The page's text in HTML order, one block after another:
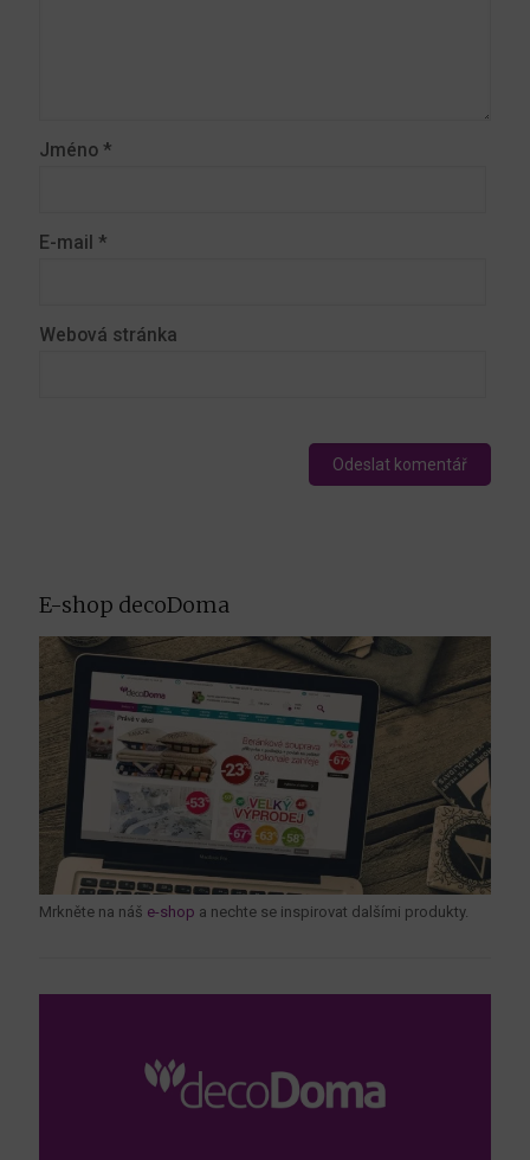
Jméno *
E-mail *
Webová stránka
E-shop decoDoma
Mrkněte na náš e-shop a nechte se inspirovat dalšími produkty.